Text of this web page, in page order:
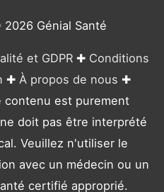
2026 Génial Santé
et GDPR ✚ Conditions
✚ À propos de nous ✚
est purement
doit pas être interprété
Veuillez n'utiliser le
avec un médecin ou un
certifié approprié.